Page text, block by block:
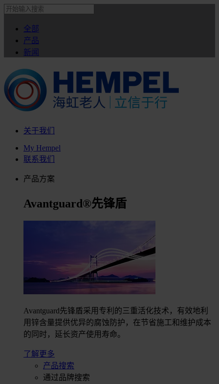
全部
产品
新闻
关于我们
My Hempel
联系我们
产品方案
Avantguard®先锋盾
Avantguard先锋盾采用专利的三重活化技术，有效地利
用锌含量提供优异的腐蚀防护，在节省施工和维护成本
的同时，延长资产使用寿命。
了解更多
产品搜索
通过品牌搜索